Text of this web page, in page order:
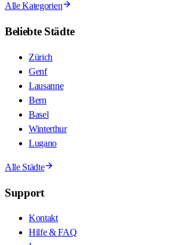
Alle Kategorien
Beliebte Städte
Zürich
Genf
Lausanne
Bern
Basel
Winterthur
Lugano
Alle Städte
Support
Kontakt
Hilfe & FAQ